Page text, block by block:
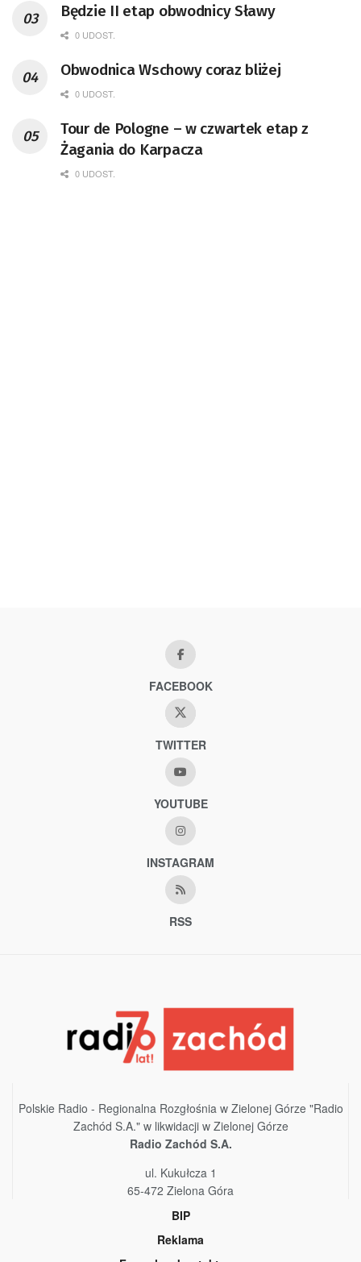
Będzie II etap obwodnicy Sławy
0 UDOST.
Obwodnica Wschowy coraz bliżej
0 UDOST.
Tour de Pologne – w czwartek etap z
Żagania do Karpacza
0 UDOST.
FACEBOOK
TWITTER
YOUTUBE
INSTAGRAM
RSS
Polskie Radio - Regionalna Rozgłośnia w Zielonej Górze "Radio
Zachód S.A." w likwidacji w Zielonej Górze
Radio Zachód S.A.
ul. Kukułcza 1
65-472 Zielona Góra
BIP
Reklama